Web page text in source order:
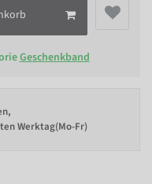
Geschenkband
Werktag(Mo-Fr)